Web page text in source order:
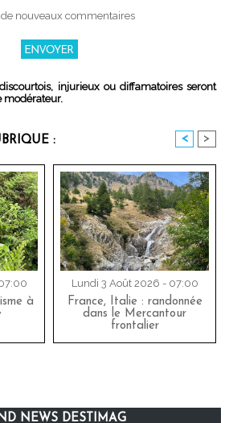
nouveaux commentaires
injurieux ou diffamatoires seront
modérateur.
: < >
à
Lundi 3 Août 2026 - 07:00
France, Italie : randonnée
dans le Mercantour
frontalier
NEWS DESTIMAG